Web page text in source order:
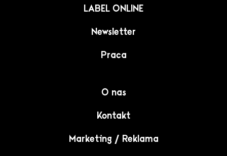
LABEL ONLINE
Newsletter
Praca
O nas
Kontakt
Marketing / Reklama